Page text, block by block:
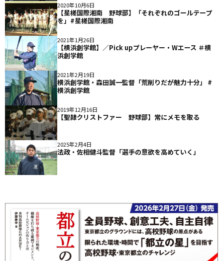
2020年10月6日
【星槎国際湘南 野球部】「それぞれのゴールテープ
を」#星槎国際湘南
2021年1月26日
【横浜創学館】／Pick upプレーヤー・Wエース ＃横
浜創学館
2021年2月19日
横浜創学館・森田誠一監督「荒削りだが魅力十分」 #
横浜創学館
2019年12月16日
【聖隷クリストファー 野球部】常にメモを取る
2025年2月4日
法政・佐相健斗監督「選手の意欲を高めていく」